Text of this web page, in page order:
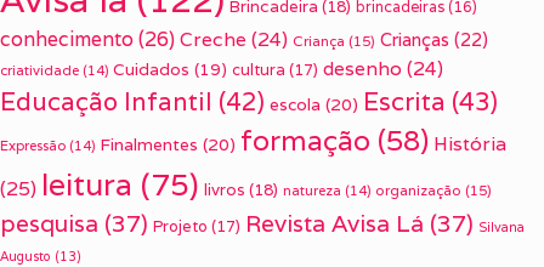
Brincadeira (18) brincadeiras (16)
conhecimento(26) Creche (24) Criança (15) Crianças (22)
criatividade (14) Cuidados (19) cultura (17) desenho (24)
Educação Infantil (42) escola (20) Escrita (43)
Expressão (14) Finalmentes (20) formação (58) História
(25) leitura (75) livros (18) natureza (14) organização (15)
pesquisa (37) Projeto (17) Revista Avisa Lá (37) Silvana
Augusto (13)